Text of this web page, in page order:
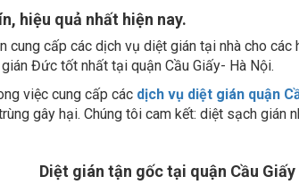
hiệu quả nhất hiện nay.
cung cấp các dịch vụ diệt gián tại nhà cho
Đức tốt nhất tại quận Cầu Giấy- Hà Nội.
việc cung cấp các dịch vụ diệt gián quận
gây hại. Chúng tôi cam kết: diệt sạch gián
Diệt gián tận gốc tại quận Cầu Giấy